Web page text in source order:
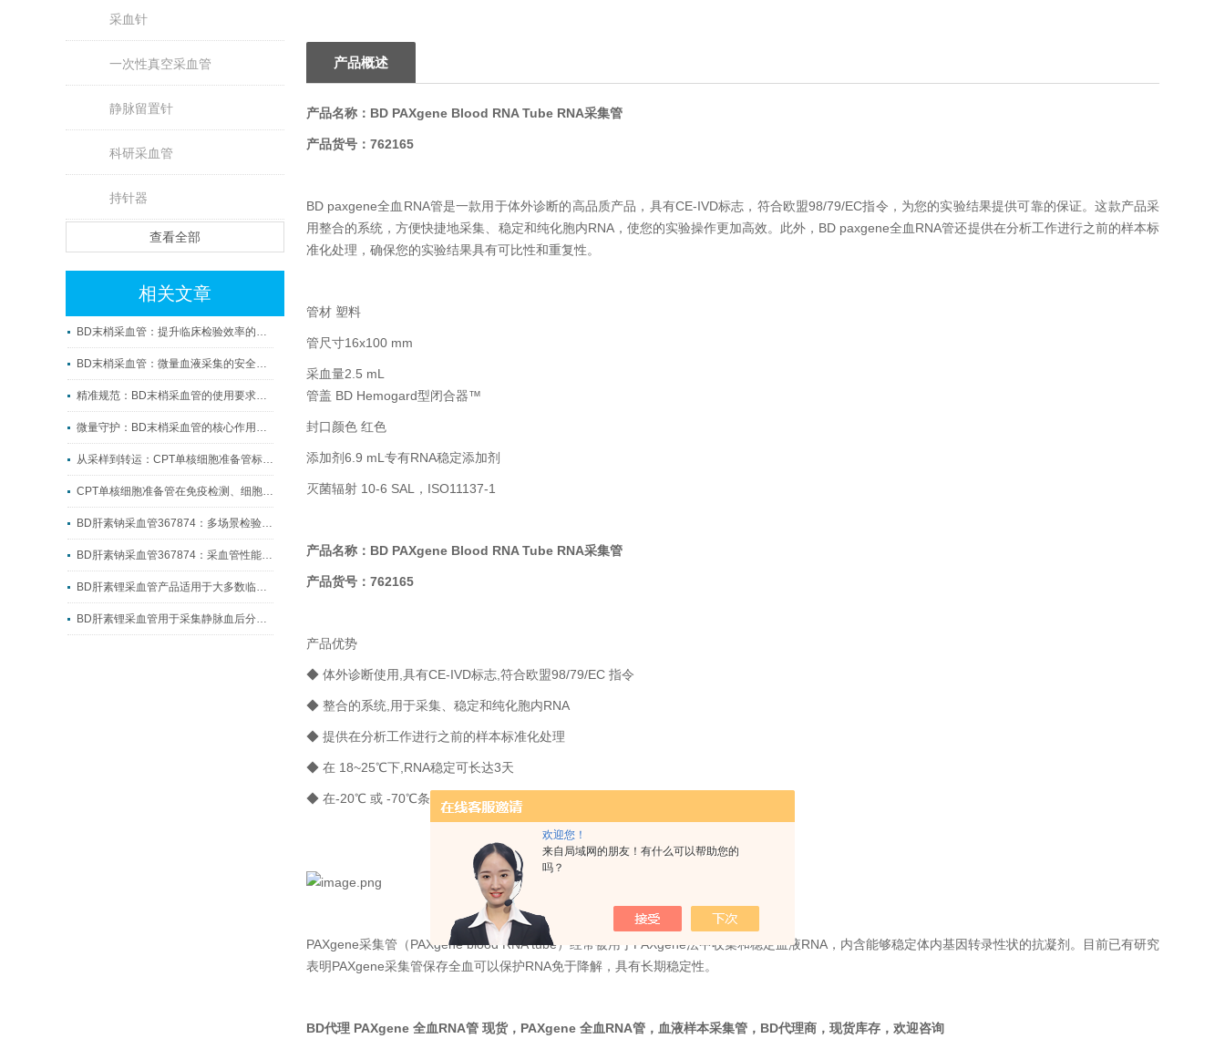
欢迎您！
来自局域网的朋友！有什么可以帮助您的
吗？
采血针
一次性真空采血管
静脉留置针
科研采血管
持针器
查看全部
相关文章
BD末梢采血管：提升临床检验效率的微观利器
BD末梢采血管：微量血液采集的安全守护者
精准规范：BD末梢采血管的使用要求与操作要点
微量守护：BD末梢采血管的核心作用与临床价值
从采样到转运：CPT单核细胞准备管标准化制样全流程指南
CPT单核细胞准备管在免疫检测、细胞科研中的实操应用
BD肝素钠采血管367874：多场景检验采血的核心耗材
BD肝素钠采血管367874：采血管性能升级的典型代表
BD肝素锂采血管产品适用于大多数临床生化检测
BD肝素锂采血管用于采集静脉血后分离出血浆
产品概述
产品名称： BD PAXgene Blood RNA Tube RNA采集管
产品货号：762165
BD paxgene全血RNA管是一款用于体外诊断的高品质产品，具有CE-IVD标志，符合欧盟98/79/EC指令，为您的实验结果提供可靠的保证。这款产品采
用整合的系统，方便快捷地采集、稳定和纯化胞内RNA，使您的实验操作更加高效。此外，BD paxgene全血RNA管还提供在分析工作进行之前的样本标
准化处理，确保您的实验结果具有可比性和重复性。
管材 塑料
管尺寸16x100 mm
采血量2.5 mL
管盖 BD Hemogard型闭合器™
封口颜色 红色
添加剂6.9 mL专有RNA稳定添加剂
灭菌辐射 10-6 SAL，ISO11137-1
产品名称： BD PAXgene Blood RNA Tube RNA采集管
产品货号：762165
产品优势
◆ 体外诊断使用,具有CE-IVD标志,符合欧盟98/79/EC 指令
◆ 整合的系统,用于采集、稳定和纯化胞内RNA
◆ 提供在分析工作进行之前的样本标准化处理
◆ 在 18~25℃下,RNA稳定可长达3天
◆ 在-20℃ 或 -70℃条件下至少稳定50个月
PAXgene采集管（PAXgene blood RNA tube）经常被用于PAXgene法中收集和稳定血液RNA，内含能够稳定体内基因转录性状的抗凝剂。目前已有研究
表明PAXgene采集管保存全血可以保护RNA免于降解，具有长期稳定性。
BD代理 PAXgene 全血RNA管 现货，PAXgene 全血RNA管，血液样本采集管，BD代理商，现货库存，欢迎咨询